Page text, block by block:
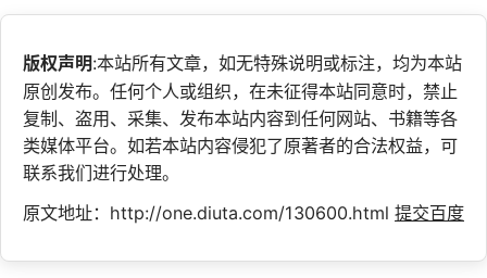
版权声明:本站所有文章，如无特殊说明或标注，均为本站
原创发布。任何个人或组织，在未征得本站同意时，禁止
复制、盗用、采集、发布本站内容到任何网站、书籍等各
类媒体平台。如若本站内容侵犯了原著者的合法权益，可
联系我们进行处理。
原文地址：http://one.diuta.com/130600.html 提交百度